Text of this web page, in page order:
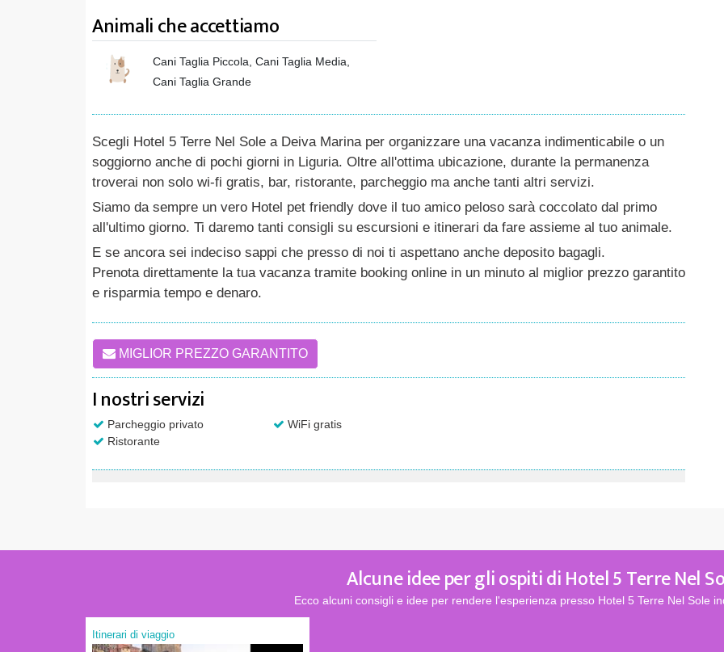
Animali che accettiamo
Cani Taglia Piccola, Cani Taglia Media,
Cani Taglia Grande
Scegli Hotel 5 Terre Nel Sole a Deiva Marina per organizzare una vacanza indimenticabile o un
soggiorno anche di pochi giorni in Liguria. Oltre all'ottima ubicazione, durante la permanenza
troverai non solo wi-fi gratis, bar, ristorante, parcheggio ma anche tanti altri servizi.
Siamo da sempre un vero Hotel pet friendly dove il tuo amico peloso sarà coccolato dal primo
all'ultimo giorno. Ti daremo tanti consigli su escursioni e itinerari da fare assieme al tuo animale.
E se ancora sei indeciso sappi che presso di noi ti aspettano anche deposito bagagli.
Prenota direttamente la tua vacanza tramite booking online in un minuto al miglior prezzo garantito
e risparmia tempo e denaro.
MIGLIOR PREZZO GARANTITO
I nostri servizi
Parcheggio privato
WiFi gratis
Ristorante
Alcune idee per gli ospiti di Hotel 5 Terre Nel
Ecco alcuni consigli e idee per rendere l'esperienza presso Hotel 5 Terre Nel Sole
Itinerari di viaggio